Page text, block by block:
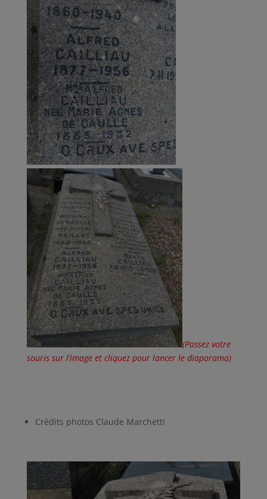
(Passez votre
souris sur l’image et cliquez pour lancer le diaporama)
Crédits photos Claude Marchetti